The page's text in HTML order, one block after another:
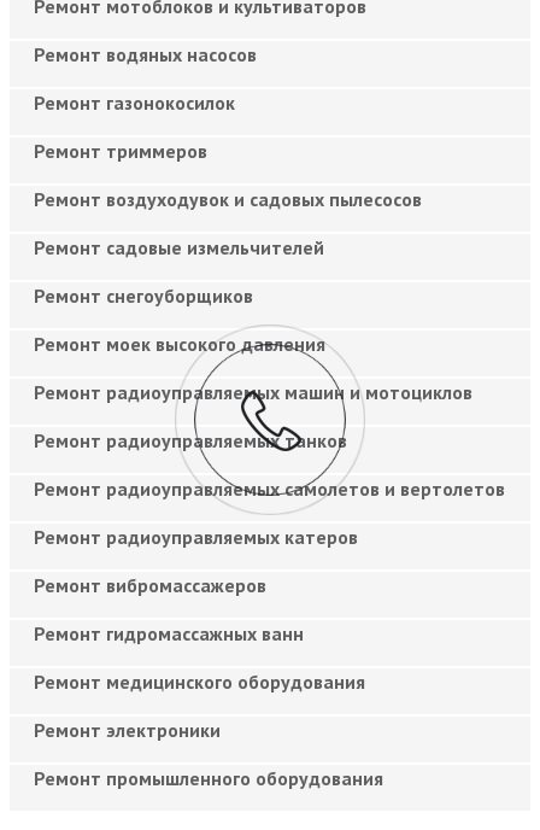
Ремонт мотоблоков и культиваторов
Ремонт водяных насосов
Ремонт газонокосилок
Ремонт триммеров
Ремонт воздуходувок и садовых пылесосов
Ремонт садовые измельчителей
Ремонт снегоуборщиков
Ремонт моек высокого давления
Ремонт радиоуправляемых машин и мотоциклов
Ремонт радиоуправляемых танков
Ремонт радиоуправляемых самолетов и вертолетов
Ремонт радиоуправляемых катеров
Ремонт вибромассажеров
Ремонт гидромассажных ванн
Ремонт медицинского оборудования
Ремонт электроники
Ремонт промышленного оборудования